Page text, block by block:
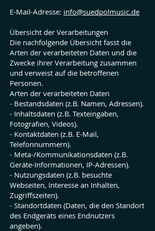
E-Mail-Adresse: info@suedpolmusic.de
Übersicht der Verarbeitungen
Die nachfolgende Übersicht fasst die
Arten der verarbeiteten Daten und die
Zwecke ihrer Verarbeitung zusammen
und verweist auf die betroffenen
Personen.
Arten der verarbeiteten Daten
- Bestandsdaten (z.B. Namen, Adressen).
- Inhaltsdaten (z.B. Texteingaben,
Fotografien, Videos).
- Kontaktdaten (z.B. E-Mail,
Telefonnummern).
- Meta-/Kommunikationsdaten (z.B.
Geräte-Informationen, IP-Adressen).
- Nutzungsdaten (z.B. besuchte
Webseiten, Interesse an Inhalten,
Zugriffszeiten).
- Standortdaten (Daten, die den Standort
des Endgeräts eines Endnutzers
angeben).